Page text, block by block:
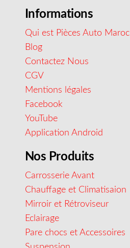
Informations
Qui est Pièces Auto Maroc
Blog
Contactez Nous
CGV
Mentions légales
Facebook
YouTube
Application Android
Nos Produits
Carrosserie Avant
Chauffage et Climatisaion
Mirroir et Rétroviseur
Eclairage
Pare chocs et Accessoires